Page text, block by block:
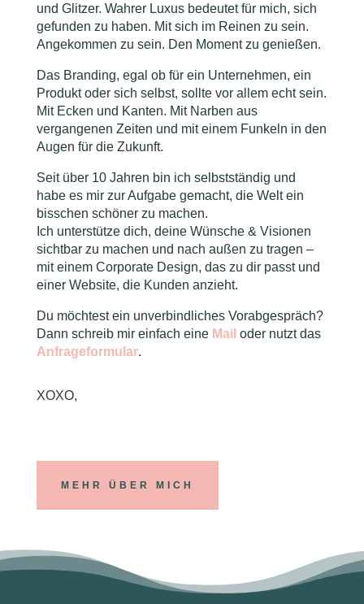
und Glitzer. Wahrer Luxus bedeutet für mich, sich
gefunden zu haben. Mit sich im Reinen zu sein.
Angekommen zu sein. Den Moment zu genießen.
Das Branding, egal ob für ein Unternehmen, ein
Produkt oder sich selbst, sollte vor allem echt sein.
Mit Ecken und Kanten. Mit Narben aus
vergangenen Zeiten und mit einem Funkeln in den
Augen für die Zukunft.
Seit über 10 Jahren bin ich selbstständig und
habe es mir zur Aufgabe gemacht, die Welt ein
bisschen schöner zu machen.
Ich unterstütze dich, deine Wünsche & Visionen
sichtbar zu machen und nach außen zu tragen –
mit einem Corporate Design, das zu dir passt und
einer Website, die Kunden anzieht.
Du möchtest ein unverbindliches Vorabgespräch?
Dann schreib mir einfach eine Mail oder nutzt das
Anfrageformular.
XOXO,
MEHR ÜBER MICH